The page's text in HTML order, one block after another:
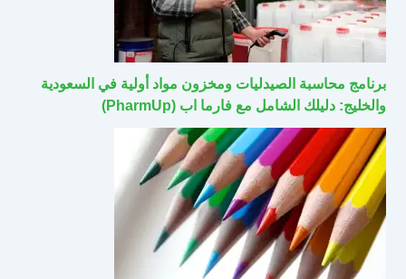
برنامج محاسبة الصيدليات ومخزون مواد أولية في السعودية
والخليج: دليلك الشامل مع فارما اب (PharmUp)